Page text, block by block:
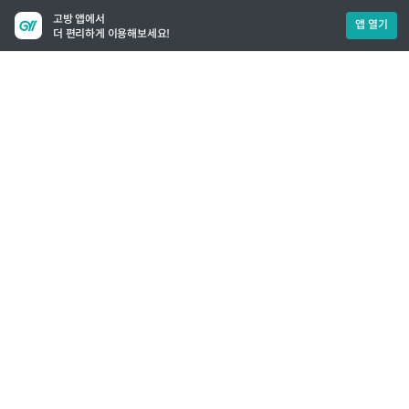
고방 앱에서
더 편리하게 이용해보세요!
앱 열기